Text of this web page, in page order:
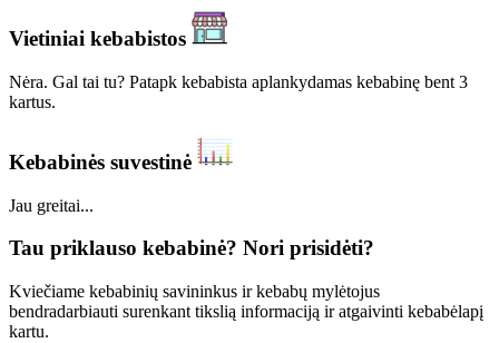
Vietiniai kebabistos
Nėra. Gal tai tu? Patapk kebabista aplankydamas kebabinę bent 3
kartus.
Kebabinės suvestinė
Jau greitai...
Tau priklauso kebabinė? Nori prisidėti?
Kviečiame kebabinių savininkus ir kebabų mylėtojus
bendradarbiauti surenkant tikslią informaciją ir atgaivinti kebabėlapį
kartu.